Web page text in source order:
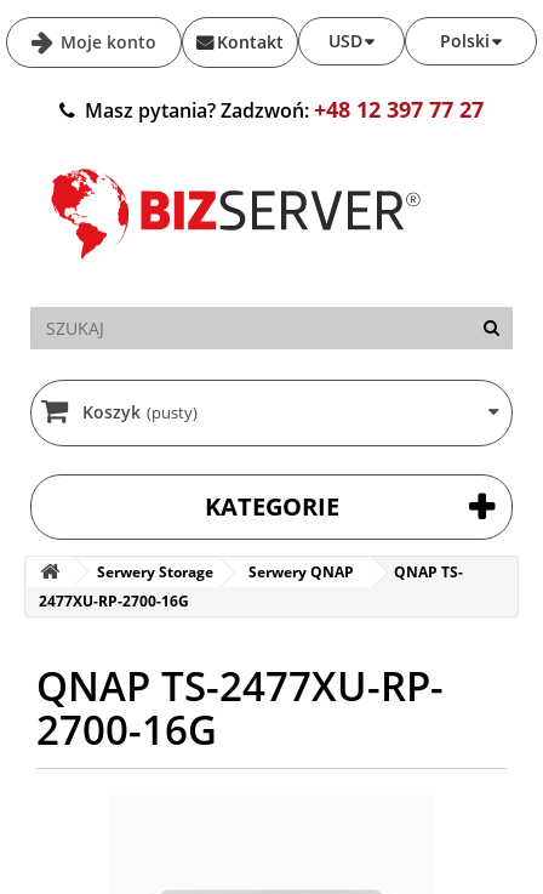
Moje konto Polski
USD
Kontakt
Masz pytania? Zadzwoń:+48 12 397 77 27
Koszyk (pusty)
KATEGORIE
Serwery Storage Serwery QNAP
QNAP TS-
2477XU-RP-2700-16G
QNAP TS-2477XU-RP-
2700-16G